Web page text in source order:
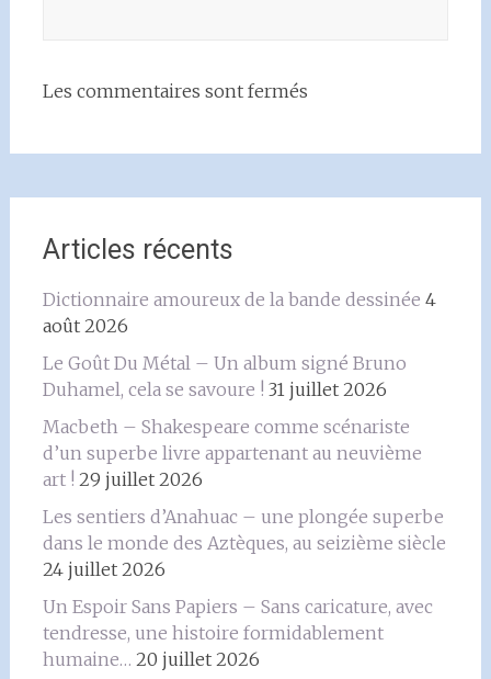
Les commentaires sont fermés
Articles récents
Dictionnaire amoureux de la bande dessinée 4
août 2026
Le Goût Du Métal – Un album signé Bruno
Duhamel, cela se savoure ! 31 juillet 2026
Macbeth – Shakespeare comme scénariste
d’un superbe livre appartenant au neuvième
art ! 29 juillet 2026
Les sentiers d’Anahuac – une plongée superbe
dans le monde des Aztèques, au seizième siècle
24 juillet 2026
Un Espoir Sans Papiers – Sans caricature, avec
tendresse, une histoire formidablement
humaine… 20 juillet 2026